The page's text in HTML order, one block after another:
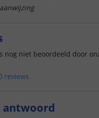
nog niet beoordeeld door
reviews
antwoord